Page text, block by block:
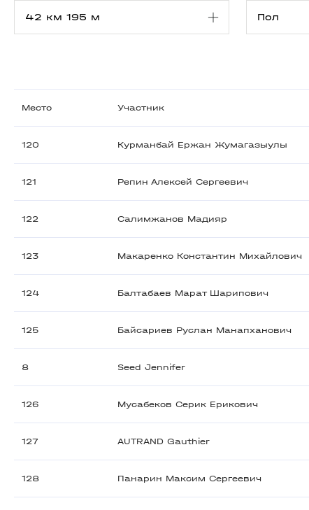
Место Участник
120 Курманбай Ержан Жумагазыулы
121 Репин Алексей Сергеевич
122 Салимжанов Мадияр
123 Макаренко Константин Михайлович
124 Балтабаев Марат Шарипович
125 Байсариев Руслан Манапханович
8 Seed Jennifer
126 Мусабеков Серик Ерикович
127 AUTRAND Gauthier
128 Панарин Максим Сергеевич